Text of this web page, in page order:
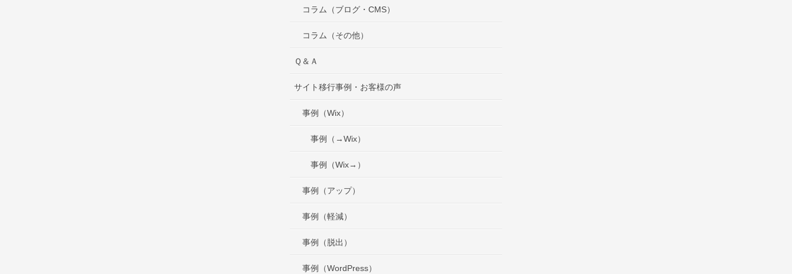
コラム（ブログ・CMS）
コラム（その他）
Ｑ＆Ａ
サイト移行事例・お客様の声
事例（Wix）
事例（→Wix）
事例（Wix→）
事例（アップ）
事例（軽減）
事例（脱出）
事例（WordPress）